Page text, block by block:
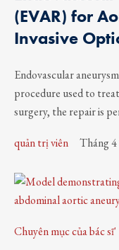
(EVAR) for
Invasive
Endovascular
procedure used to
surgery, the repair is
quản trị viên Tháng 4
Chuyên mục của bác sĩ'